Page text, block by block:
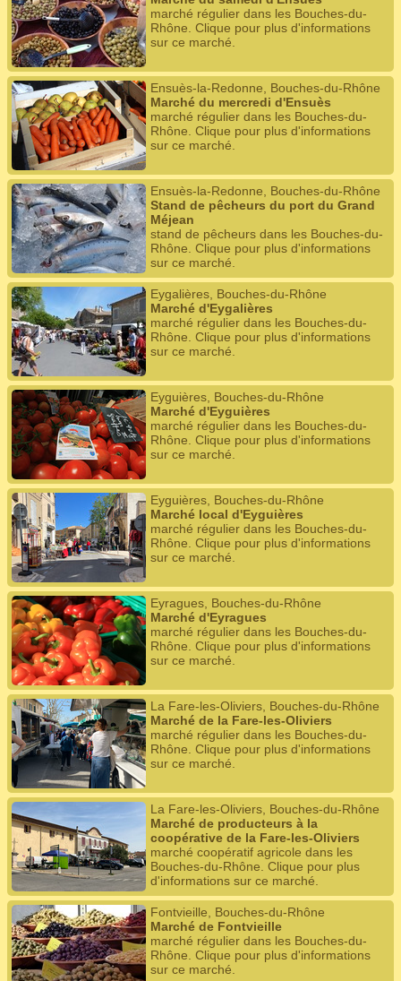
marché régulier dans les Bouches-du-
Rhône. Clique pour plus d'informations
sur ce marché.
Ensuès-la-Redonne, Bouches-du-Rhône
Marché du mercredi d'Ensuès
marché régulier dans les Bouches-du-
Rhône. Clique pour plus d'informations
sur ce marché.
Ensuès-la-Redonne, Bouches-du-Rhône
Stand de pêcheurs du port du Grand
Méjean
stand de pêcheurs dans les Bouches-du-
Rhône. Clique pour plus d'informations
sur ce marché.
Eygalières, Bouches-du-Rhône
Marché d'Eygalières
marché régulier dans les Bouches-du-
Rhône. Clique pour plus d'informations
sur ce marché.
Eyguières, Bouches-du-Rhône
Marché d'Eyguières
marché régulier dans les Bouches-du-
Rhône. Clique pour plus d'informations
sur ce marché.
Eyguières, Bouches-du-Rhône
Marché local d'Eyguières
marché régulier dans les Bouches-du-
Rhône. Clique pour plus d'informations
sur ce marché.
Eyragues, Bouches-du-Rhône
Marché d'Eyragues
marché régulier dans les Bouches-du-
Rhône. Clique pour plus d'informations
sur ce marché.
La Fare-les-Oliviers, Bouches-du-Rhône
Marché de la Fare-les-Oliviers
marché régulier dans les Bouches-du-
Rhône. Clique pour plus d'informations
sur ce marché.
La Fare-les-Oliviers, Bouches-du-Rhône
Marché de producteurs à la
coopérative de la Fare-les-Oliviers
marché coopératif agricole dans les
Bouches-du-Rhône. Clique pour plus
d'informations sur ce marché.
Fontvieille, Bouches-du-Rhône
Marché de Fontvieille
marché régulier dans les Bouches-du-
Rhône. Clique pour plus d'informations
sur ce marché.